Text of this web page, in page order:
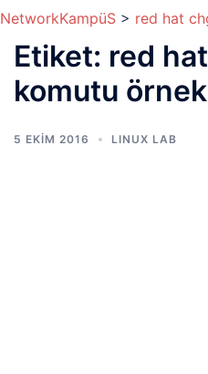
NetworkKampüS > red hat
Etiket: red
komutu örnek
5 EKIM 2016 LINUX LAB